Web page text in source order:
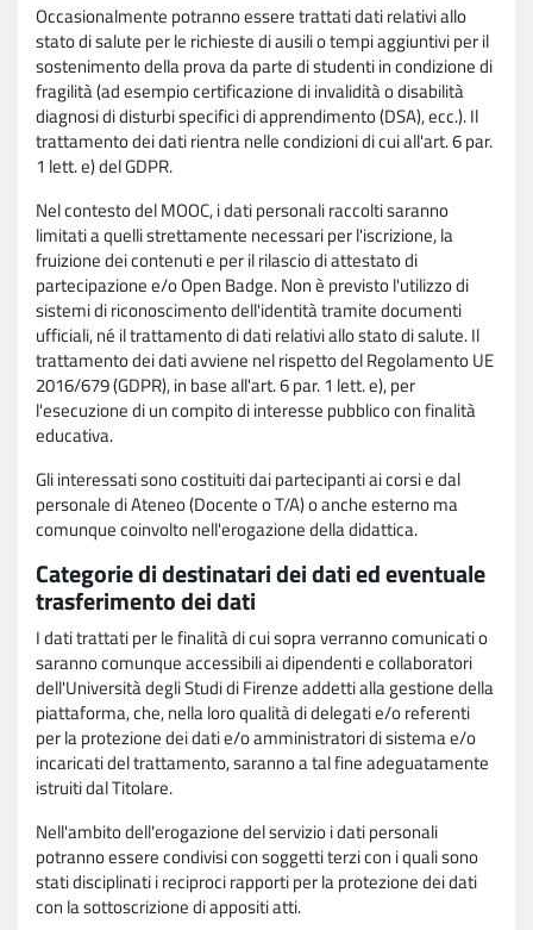
Occasionalmente potranno essere trattati dati relativi allo
stato di salute per le richieste di ausili o tempi aggiuntivi per il
sostenimento della prova da parte di studenti in condizione di
fragilità (ad esempio certificazione di invalidità o disabilità
diagnosi di disturbi specifici di apprendimento (DSA), ecc.). Il
trattamento dei dati rientra nelle condizioni di cui all'art. 6 par.
1 lett. e) del GDPR.
Nel contesto del MOOC, i dati personali raccolti saranno
limitati a quelli strettamente necessari per l'iscrizione, la
fruizione dei contenuti e per il rilascio di attestato di
partecipazione e/o Open Badge. Non è previsto l'utilizzo di
sistemi di riconoscimento dell'identità tramite documenti
ufficiali, né il trattamento di dati relativi allo stato di salute. Il
trattamento dei dati avviene nel rispetto del Regolamento UE
2016/679 (GDPR), in base all'art. 6 par. 1 lett. e), per
l'esecuzione di un compito di interesse pubblico con finalità
educativa.
Gli interessati sono costituiti dai partecipanti ai corsi e dal
personale di Ateneo (Docente o T/A) o anche esterno ma
comunque coinvolto nell'erogazione della didattica.
Categorie di destinatari dei dati ed eventuale
trasferimento dei dati
I dati trattati per le finalità di cui sopra verranno comunicati o
saranno comunque accessibili ai dipendenti e collaboratori
dell'Università degli Studi di Firenze addetti alla gestione della
piattaforma, che, nella loro qualità di delegati e/o referenti
per la protezione dei dati e/o amministratori di sistema e/o
incaricati del trattamento, saranno a tal fine adeguatamente
istruiti dal Titolare.
Nell'ambito dell'erogazione del servizio i dati personali
potranno essere condivisi con soggetti terzi con i quali sono
stati disciplinati i reciproci rapporti per la protezione dei dati
con la sottoscrizione di appositi atti.